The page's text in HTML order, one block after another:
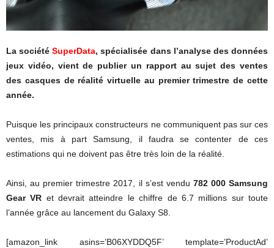
La sociétéSuperData, spécialisée dans l’analyse des données
jeux vidéo, vient de publier un rapport au sujet des ventes
des casques de réalité virtuelle au premier trimestre de cette
année.
Puisque les principaux constructeurs ne communiquent pas sur ces
ventes, mis à part Samsung, il faudra se contenter de ces
estimations qui ne doivent pas être très loin de la réalité.
Ainsi, au premier trimestre 2017, il s’est vendu 782 000 Samsung
Gear VR et devrait atteindre le chiffre de 6.7 millions sur toute
l’année grâce au lancement du Galaxy S8.
[amazon_link asins=’B06XYDDQ5F’ template=’ProductAd’